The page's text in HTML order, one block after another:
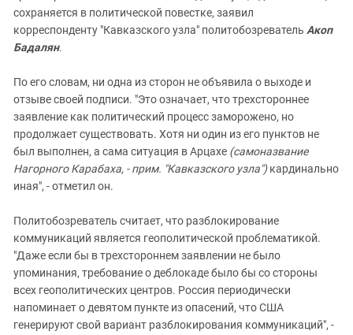
сохраняется в политической повестке, заявил
корреспонденту "Кавказского узла" политобозреватель Акоп
Бадалян.
По его словам, ни одна из сторон не объявила о выходе и
отзыве своей подписи. "Это означает, что трехстороннее
заявление как политический процесс заморожено, но
продолжает существовать. Хотя ни один из его пунктов не
был выполнен, а сама ситуация в Арцахе (самоназвание
Нагорного Карабаха, - прим. "Кавказского узла")кардинально
иная", - отметил он.
Политобозреватель считает, что разблокирование
коммуникаций является геополитической проблематикой.
"Даже если бы в трехстороннем заявлении не было
упоминания, требование о деблокаде было бы со стороны
всех геополитических центров. Россия периодически
напоминает о девятом пункте из опасений, что США
генерируют свой вариант разблокирования коммуникаций", -